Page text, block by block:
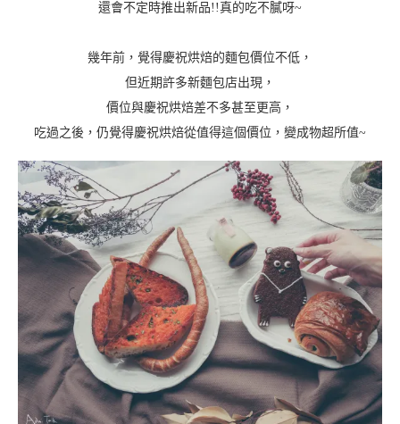
還會不定時推出新品!!真的吃不膩呀~
幾年前，覺得慶祝烘焙的麵包價位不低，
但近期許多新麵包店出現，
價位與慶祝烘焙差不多甚至更高，
吃過之後，仍覺得慶祝烘焙從值得這個價位，變成物超所值~